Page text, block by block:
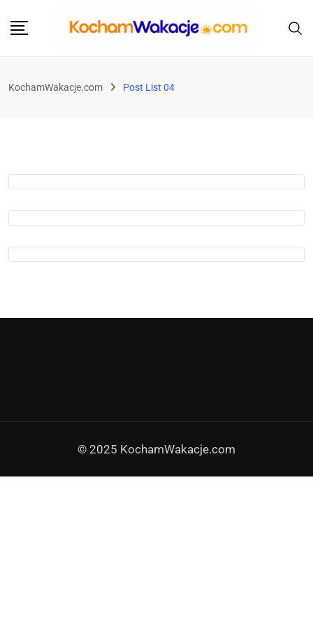
KochamWakacje.com Post List 04
© 2025 KochamWakacje.com